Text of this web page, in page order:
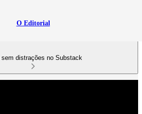
O Editorial
sem distrações no Substack